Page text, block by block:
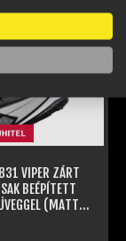
VIPER ZÁRT
BEÉPÍTETT
(MATT...